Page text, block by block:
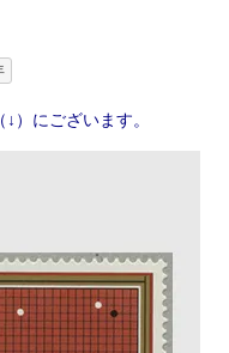
）にございます。